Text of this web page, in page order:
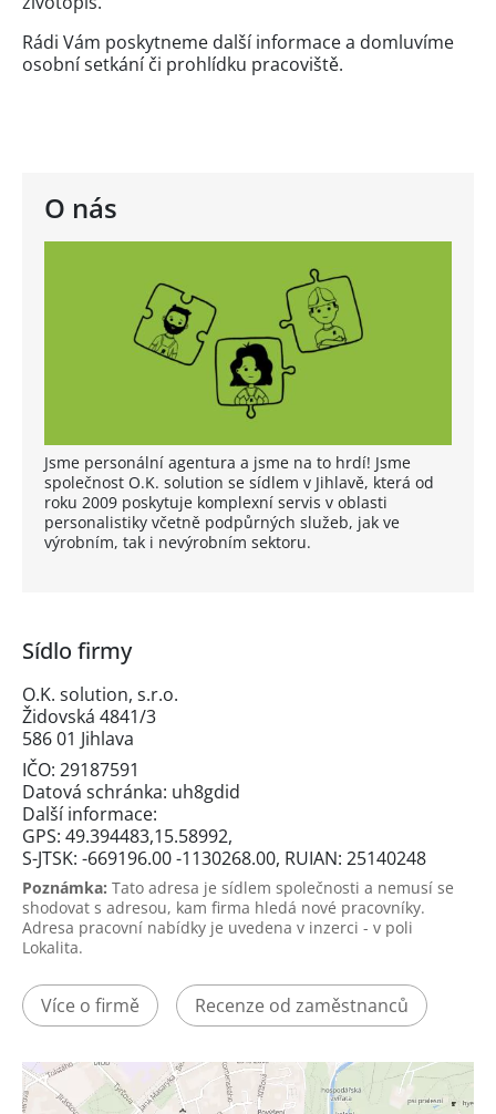
O nás
Jsme personální agentura a jsme na to hrdí! Jsme
společnost O.K. solution se sídlem v Jihlavě, která od
roku 2009 poskytuje komplexní servis v oblasti
personalistiky včetně podpůrných služeb, jak ve
výrobním, tak i nevýrobním sektoru.
Rádi Vám poskytneme další informace a domluvíme
osobní setkání či prohlídku pracoviště.
Sídlo firmy
O.K. solution, s.r.o.
Židovská 4841/3
586 01 Jihlava
IČO: 29187591
Datová schránka: uh8gdid
Další informace:
GPS: 49.394483,15.58992,
S-JTSK: -669196.00 -1130268.00, RUIAN: 25140248
Poznámka: Tato adresa je sídlem společnosti a nemusí se
shodovat s adresou, kam firma hledá nové pracovníky.
Adresa pracovní nabídky je uvedena v inzerci - v poli
Lokalita.
Více o firmě Recenze od zaměstnanců